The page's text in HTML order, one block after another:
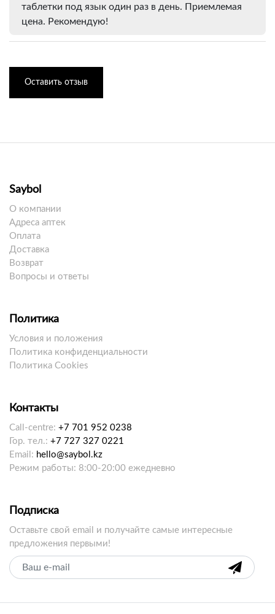
таблетки под язык один раз в день. Приемлемая
цена. Рекомендую!
Оставить отзыв
Saybol
О компании
Адреса аптек
Оплата
Доставка
Возврат
Вопросы и ответы
Политика
Условия и положения
Политика конфиденциальности
Политика Cookies
Контакты
Call-centre: +7 701 952 0238
Гор. тел.: +7 727 327 0221
Email: hello@saybol.kz
Режим работы: 8:00-20:00 ежедневно
Подписка
Оставьте свой email и получайте самые интересные
предложения первыми!